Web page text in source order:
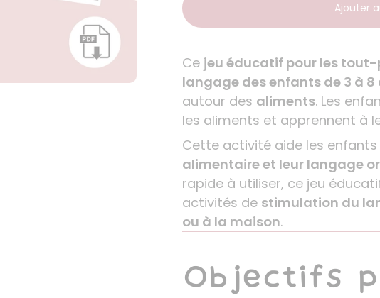
Ajouter
Ce jeu éducatif pour les
langage des enfants de 3 à 8
autour des aliments. Les
les aliments et apprennent à
Cette activité aide les enfants
alimentaire et leur langage
rapide à utiliser, ce jeu
activités de stimulation du
ou à la maison.
Objectifs